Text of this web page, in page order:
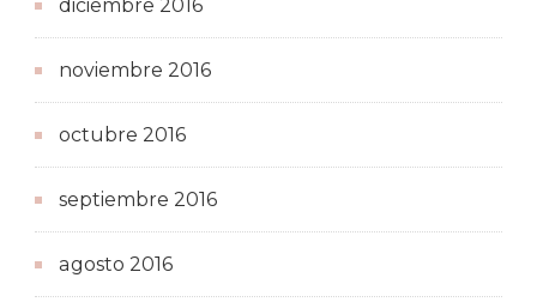
diciembre 2016
noviembre 2016
octubre 2016
septiembre 2016
agosto 2016